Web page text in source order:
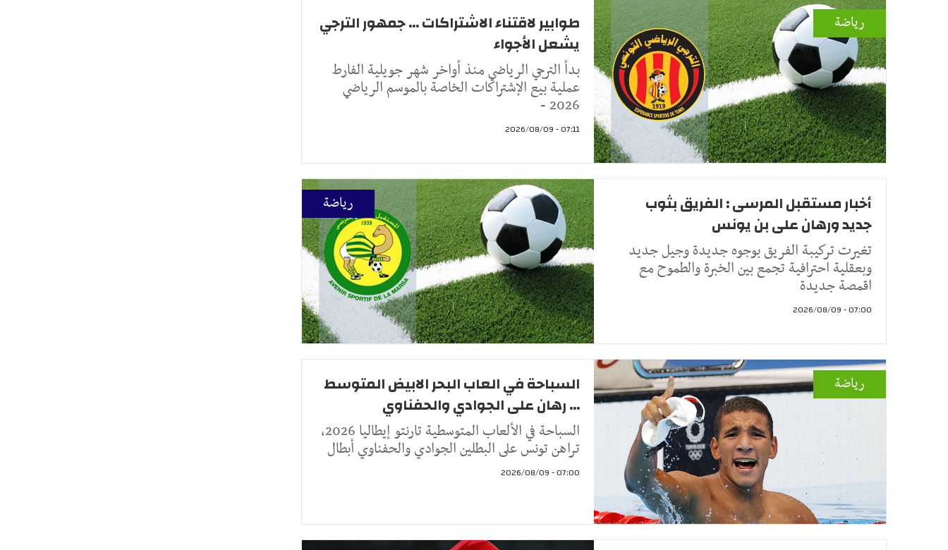
رياضة
طوابير لاقتناء الاشتراكات ... جمهور الترجي
يشعل الأجواء
بدأ الترجي الرياضي منذ أواخر شهر جويلية الفارط
عملية بيع الإشتراكات الخاصة بالموسم الرياضي
2026 -
07:11 - 2026/08/09
رياضة
أخبار مستقبل المرسى : الفريق بثوب
جديد ورهان على بن يونس
تغيرت تركيبة الفريق بوجوه جديدة وجيل جديد
وبعقلية احترافية تجمع بين الخبرة والطموح مع
اقمصة جديدة
07:00 - 2026/08/09
رياضة
السباحة في العاب البحر الابيض المتوسط
... رهان على الجوادي والحفناوي
السباحة في الألعاب المتوسطية تارنتو إيطاليا 2026،
تراهن تونس على البطلين الجوادي والحفناوي أبطال
07:00 - 2026/08/09